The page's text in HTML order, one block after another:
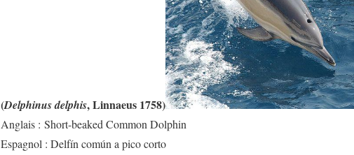
(Delphinus delphis, Linnaeus 1758)
Anglais : Short-beaked Common Dolphin
Espagnol : Delfín común a pico corto